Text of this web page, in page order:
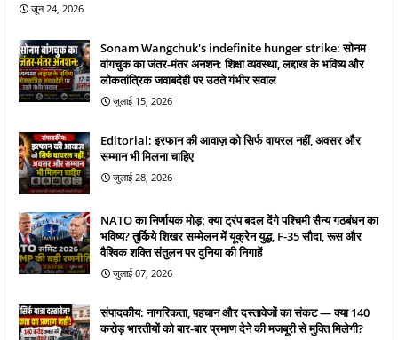
जून 24, 2026
Sonam Wangchuk's indefinite hunger strike: सोनम
वांगचुक का जंतर-मंतर अनशन: शिक्षा व्यवस्था, लद्दाख के भविष्य और
लोकतांत्रिक जवाबदेही पर उठते गंभीर सवाल
जुलाई 15, 2026
Editorial: इरफान की आवाज़ को सिर्फ वायरल नहीं, अवसर और
सम्मान भी मिलना चाहिए
जुलाई 28, 2026
NATO का निर्णायक मोड़: क्या ट्रंप बदल देंगे पश्चिमी सैन्य गठबंधन का
भविष्य? तुर्किये शिखर सम्मेलन में यूक्रेन युद्ध, F-35 सौदा, रूस और
वैश्विक शक्ति संतुलन पर दुनिया की निगाहें
जुलाई 07, 2026
संपादकीय: नागरिकता, पहचान और दस्तावेजों का संकट — क्या 140
करोड़ भारतीयों को बार-बार प्रमाण देने की मजबूरी से मुक्ति मिलेगी?